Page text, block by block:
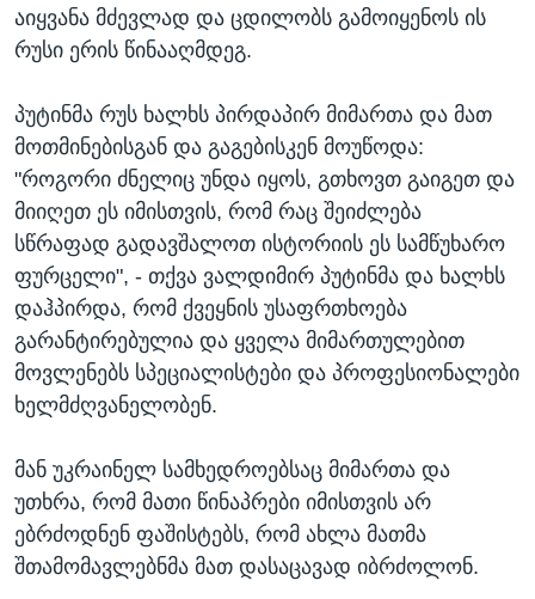
აიყვანა მძევლად და ცდილობს გამოიყენოს ის
რუსი ერის წინააღმდეგ.
პუტინმა რუს ხალხს პირდაპირ მიმართა და მათ
მოთმინებისგან და გაგებისკენ მოუწოდა:
"როგორი ძნელიც უნდა იყოს, გთხოვთ გაიგეთ და
მიიღეთ ეს იმისთვის, რომ რაც შეიძლება
სწრაფად გადავშალოთ ისტორიის ეს სამწუხარო
ფურცელი", - თქვა ვალდიმირ პუტინმა და ხალხს
დაჰპირდა, რომ ქვეყნის უსაფრთხოება
გარანტირებულია და ყველა მიმართულებით
მოვლენებს სპეციალისტები და პროფესიონალები
ხელმძღვანელობენ.
მან უკრაინელ სამხედროებსაც მიმართა და
უთხრა, რომ მათი წინაპრები იმისთვის არ
ებრძოდნენ ფაშისტებს, რომ ახლა მათმა
შთამომავლებნმა მათ დასაცავად იბრძოლონ.